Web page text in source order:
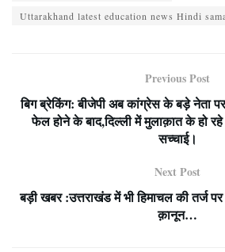
Uttarakhand latest education news Hindi
Previous Post
बिग ब्रेकिंग: बीजेपी अब कांग्रेस के बड़े नेता पर
फेल होने के बाद,दिल्ली में मुलाक़ात के हो रहे
सच्चाई।
Next Post
बड़ी खबर :उत्तराखंड में भी हिमाचल की तर्ज
क़ानून…